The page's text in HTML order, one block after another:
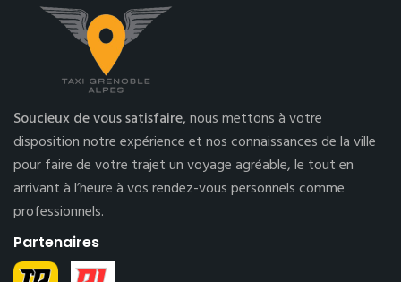
Soucieux de vous satisfaire,nous mettons à votre
disposition notre expérience et nos connaissances de la ville
pour faire de votre trajet un voyage agréable, le tout en
arrivant à l’heure à vos rendez-vous personnels comme
professionnels.
Partenaires